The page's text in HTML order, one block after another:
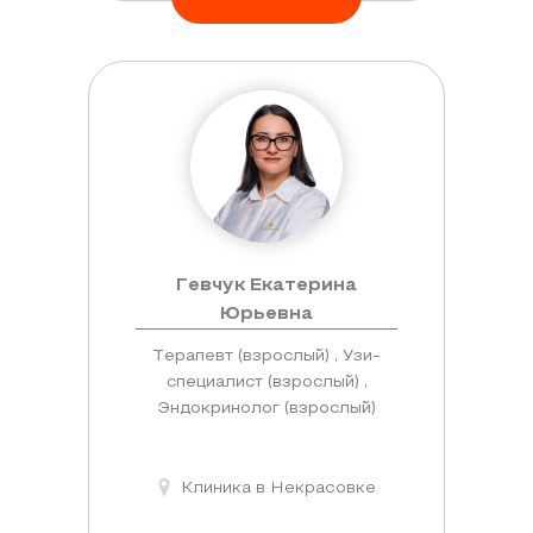
Гевчук Екатерина
Юрьевна
Терапевт (взрослый) , Узи-
специалист (взрослый) ,
Эндокринолог (взрослый)
Клиника в Некрасовке